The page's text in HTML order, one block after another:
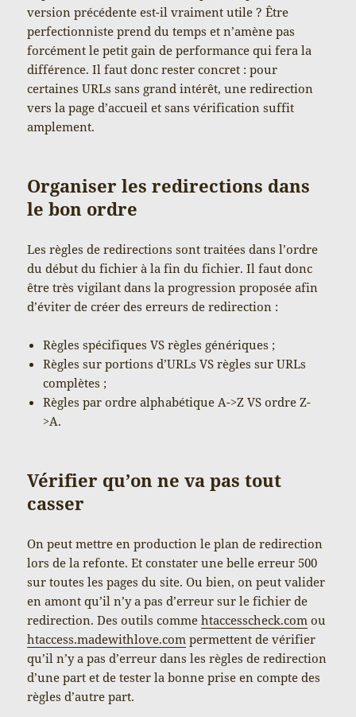
version précédente est-il vraiment utile ? Être
perfectionniste prend du temps et n’amène pas
forcément le petit gain de performance qui fera la
différence. Il faut donc rester concret : pour
certaines URLs sans grand intérêt, une redirection
vers la page d’accueil et sans vérification suffit
amplement.
Organiser les redirections dans
le bon ordre
Les règles de redirections sont traitées dans l’ordre
du début du fichier à la fin du fichier. Il faut donc
être très vigilant dans la progression proposée afin
d’éviter de créer des erreurs de redirection :
Règles spécifiques VS règles génériques ;
Règles sur portions d’URLs VS règles sur URLs
complètes ;
Règles par ordre alphabétique A->Z VS ordre Z-
>A.
Vérifier qu’on ne va pas tout
casser
On peut mettre en production le plan de redirection
lors de la refonte. Et constater une belle erreur 500
sur toutes les pages du site. Ou bien, on peut valider
en amont qu’il n’y a pas d’erreur sur le fichier de
redirection. Des outils commehtaccesscheck.com ou
htaccess.madewithlove.com permettent de vérifier
qu’il n’y a pas d’erreur dans les règles de redirection
d’une part et de tester la bonne prise en compte des
règles d’autre part.